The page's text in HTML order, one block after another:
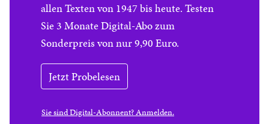
allen Texten von 1947 bis heute. Testen
Sie 3 Monate Digital-Abo zum
Sonderpreis von nur 9,90 Euro.
Jetzt Probelesen
Sie sind Digital-Abonnent? Anmelden.